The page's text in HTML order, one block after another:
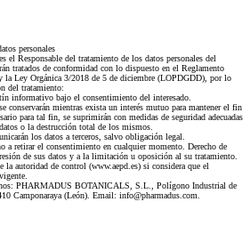
personales
Responsable del tratamiento de los datos personales del
tratados de conformidad con lo dispuesto en el Reglamento
Ley Orgánica 3/2018 de 5 de diciembre (LOPDGDD), por lo
del tratamiento:
informativo bajo el consentimiento del interesado.
conservarán mientras exista un interés mutuo para mantener el fin
para tal fin, se suprimirán con medidas de seguridad adecuadas
o la destrucción total de los mismos.
los datos a terceros, salvo obligación legal.
a retirar el consentimiento en cualquier momento. Derecho de
de sus datos y a la limitación u oposición al su tratamiento.
la autoridad de control (www.aepd.es) si considera que el
PHARMADUS BOTANICALS, S.L., Polígono Industrial de
Camponaraya (León). Email: info@pharmadus.com.